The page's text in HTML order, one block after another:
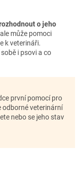
o jeho
může pomoci
k veterináři.
i psovi a co
první pomocí pro
odborné veterinární
nebo se jeho stav